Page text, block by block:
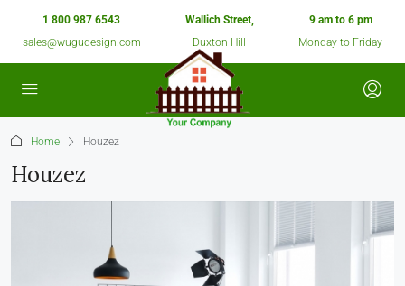
1 800 987 6543
sales@wugudesign.com
Wallich Street,
Duxton Hill
9 am to 6 pm
Monday to Friday
Home Houzez
Houzez